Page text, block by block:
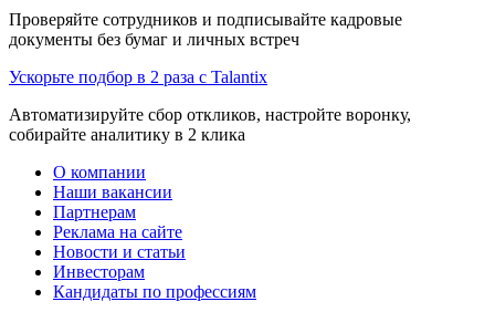
Проверяйте сотрудников и подписывайте кадровые
документы без бумаг и личных встреч
Ускорьте подбор в 2 раза с Talantix
Автоматизируйте сбор откликов, настройте воронку,
собирайте аналитику в 2 клика
О компании
Наши вакансии
Партнерам
Реклама на сайте
Новости и статьи
Инвесторам
Кандидаты по профессиям